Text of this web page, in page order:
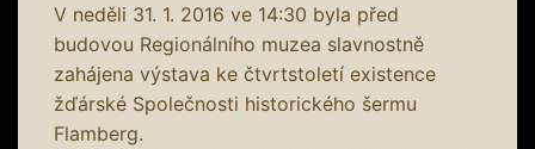
V neděli 31. 1. 2016 ve 14:30 byla před
budovou Regionálního muzea slavnostně
zahájena výstava ke čtvrtstoletí existence
žďárské Společnosti historického šermu
Flamberg.